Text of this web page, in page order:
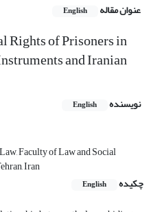
عنوان مقاله English
Rights of Prisoners in
and Iranian
نویسنده English
Faculty of Law and Social
Iran
چکیده
English